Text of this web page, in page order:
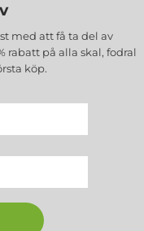
med att få ta del av
rabatt på alla skal, fodral
köp.